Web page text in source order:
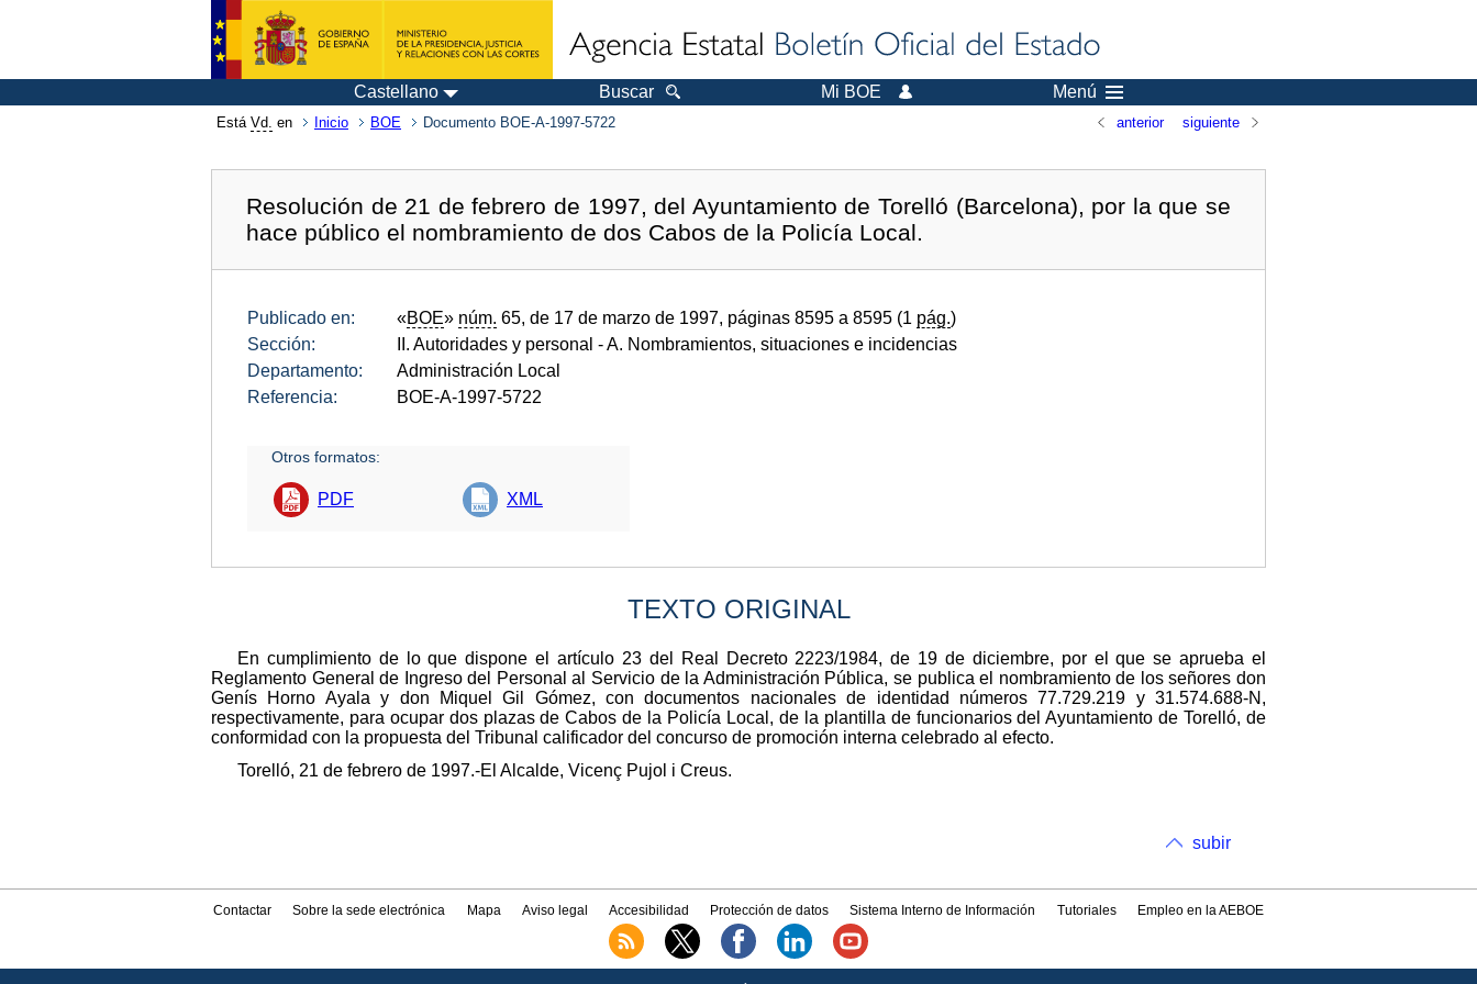
Castellano Buscar Mi BOE Menú
Está Vd. en Inicio BOE Documento BOE-A-1997-5722 anterior siguiente
Resolución de 21 de febrero de 1997, del Ayuntamiento de Torelló (Barcelona), por la que se
hace público el nombramiento de dos Cabos de la Policía Local.
Publicado en: «BOE» núm. 65, de 17 de marzo de 1997, páginas 8595 a 8595 (1 pág.)
Sección:
II. Autoridades y personal - A. Nombramientos, situaciones e incidencias
Departamento:
Administración Local
Referencia:
BOE-A-1997-5722
Otros formatos:
PDF XML
TEXTO ORIGINAL
En cumplimiento de lo que dispone el artículo 23 del Real Decreto 2223/1984, de 19 de diciembre, por el que se aprueba el
Reglamento General de Ingreso del Personal al Servicio de la Administración Pública, se publica el nombramiento de los señores don
Genís Horno Ayala y don Miquel Gil Gómez, con documentos nacionales de identidad números 77.729.219 y 31.574.688-N,
respectivamente, para ocupar dos plazas de Cabos de la Policía Local, de la plantilla de funcionarios del Ayuntamiento de Torelló, de
conformidad con la propuesta del Tribunal calificador del concurso de promoción interna celebrado al efecto.
Torelló, 21 de febrero de 1997.-El Alcalde, Vicenç Pujol i Creus.
subir
Contactar Sobre la sede electrónica Mapa Aviso legal Accesibilidad Protección de datos Sistema Interno de Información Tutoriales Empleo en la AEBOE